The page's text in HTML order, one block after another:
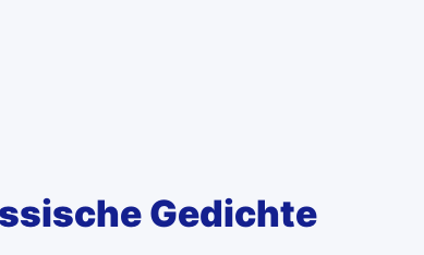
Gedichte